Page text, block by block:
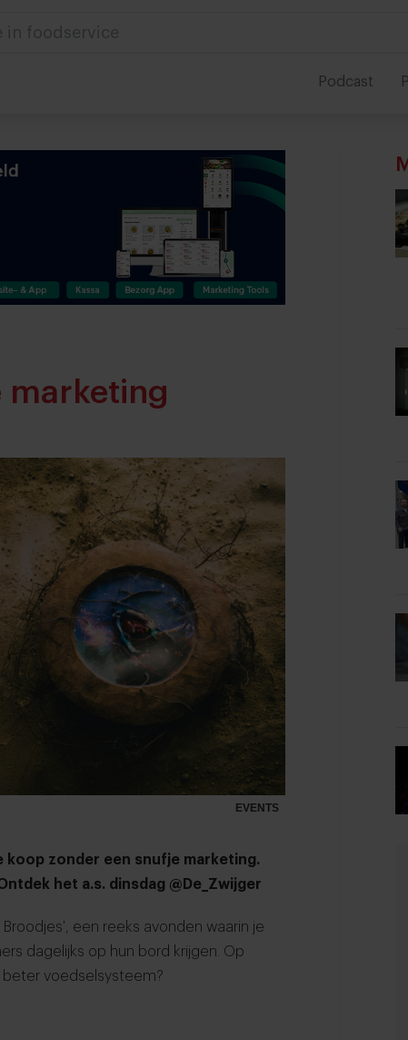
naar...
Podcast
marketing
EVENTS
koop zonder een snufje marketing.
het a.s. dinsdag @De_Zwijger
een reeks avonden waarin je
dagelijks op hun bord krijgen. Op
beter voedselsysteem?